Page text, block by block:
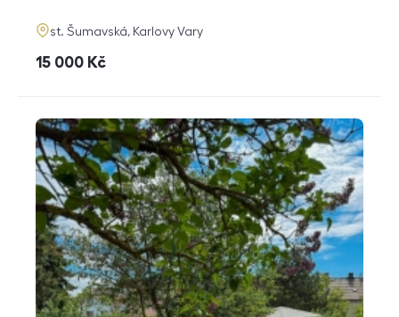
adresa
st. Šumavská, Karlovy Vary
cena
15 000 Kč